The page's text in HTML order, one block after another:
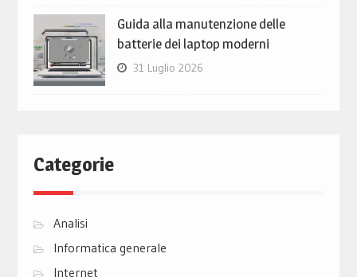
Guida alla manutenzione delle
batterie dei laptop moderni
31 Luglio 2026
Categorie
Analisi
Informatica generale
Internet